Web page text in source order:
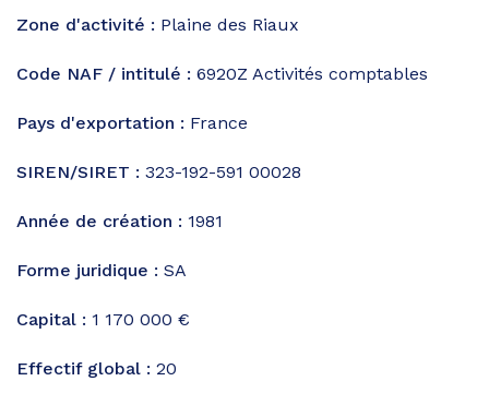
Zone d'activité : Plaine des Riaux
Code NAF / intitulé : 6920Z Activités comptables
Pays d'exportation : France
SIREN/SIRET : 323-192-591 00028
Année de création : 1981
Forme juridique : SA
Capital : 1 170 000 €
Effectif global : 20